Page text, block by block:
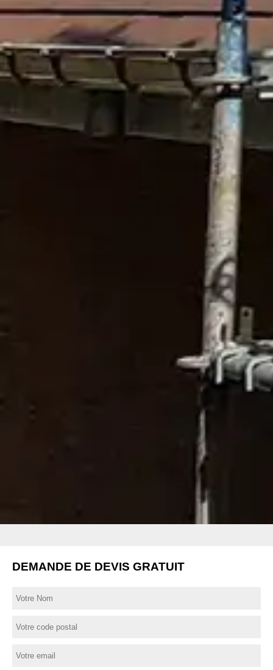
DEMANDE DE DEVIS GRATUIT